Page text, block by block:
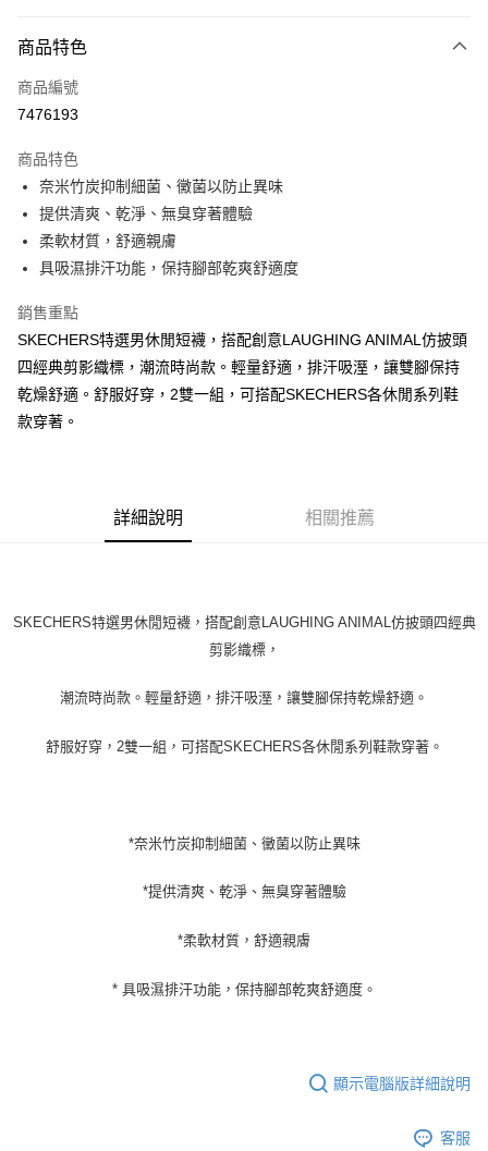
信用卡一次付款
LINE Pay
相關說明
【大哥付你分期使用說明】
1.本服務由台灣大哥大提供，台灣大哥大用戶可立即使用無須另外申請。
2.付款方式選擇「大哥付你分期」，訂單成立後會自動跳轉到大哥付的交易
流程，驗證手機門號後，選擇欲分期的期數、繳款截止日，確認付款後即完
成交易。
4.訂單成立30分鐘內，如未前往確認交易或遇審核未通過，訂單將自動取
消。如遇「轉專審核」未通過狀況，表示未達大哥付你分期系統評分，恕無
法說明評估內容。
【繳款方式說明】
1.分期款項不併入電信帳單，「大哥付你分期」於每月結算日後寄送繳費提
2.透過簡訊連結打開帳單後，可選擇「超商條碼／台灣大直營門市／銀行轉
1.本服務係由「台灣大哥大股份有限公司」（以下簡稱本公司）所提供，讓
用戶於交易時，得透過本服務購買商品或服務，並由商店將買賣／分期付款
買賣價金債權讓與本公司後，依約使用本公司帳單繳交帳款。
3.完整用戶服務條款，請詳閱以下連結：https://oppay.tw/userRule
ATM付款
運送方式
商品特色
商品編號
7476193
商品特色
奈米竹炭抑制細菌、黴菌以防止異味
提供清爽、乾淨、無臭穿著體驗
柔軟材質，舒適親膚
具吸濕排汗功能，保持腳部乾爽舒適度
銷售重點
SKECHERS特選男休閒短襪，搭配創意LAUGHING ANIMAL仿披頭
四經典剪影織標，潮流時尚款。輕量舒適，排汗吸溼，讓雙腳保持
乾燥舒適。舒服好穿，2雙一組，可搭配SKECHERS各休閒系列鞋
款穿著。
詳細說明 相關推薦
SKECHERS特選男休閒短襪，搭配創意LAUGHING ANIMAL仿披頭四經典
剪影織標，
潮流時尚款。輕量舒適，排汗吸溼，讓雙腳保持乾燥舒適。
舒服好穿，2雙一組，可搭配SKECHERS各休閒系列鞋款穿著。
*奈米竹炭抑制細菌、黴菌以防止異味
*提供清爽、乾淨、無臭穿著體驗
*柔軟材質，舒適親膚
* 具吸濕排汗功能，保持腳部乾爽舒適度。
顯示電腦版詳細說明
客服